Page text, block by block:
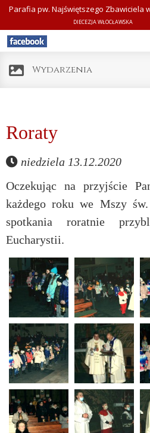
Parafia pw. Najświętszego Zbawiciela
DIECEZJA WŁOCŁAWSKA
Wydarzenia
Roraty
niedziela 13.12.2020
Oczekując na przyjście
każdego roku we Mszy
spotkania roratnie
Eucharystii.